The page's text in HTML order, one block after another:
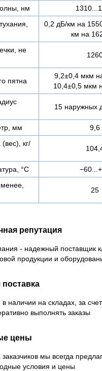
нм
0,2 дБ/км на
км на
не
пятна
9,2±0,4 мкм
10,4±0,5 мкм
15 наружных
мм
9,6
кг/
°C
25
репутация
- надежный поставщик
продукции и
наличии на складах, за
выполнять заказы
цены
мы всегда
условия и цены